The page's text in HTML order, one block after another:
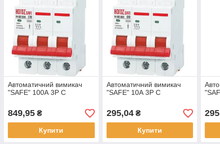
Автоматичний вимикач
"SAFE" 100А 3P С
849,95 ₴
Купити
Автоматичний вимикач
"SAFE" 10А 3P С
295,04₴
Купити